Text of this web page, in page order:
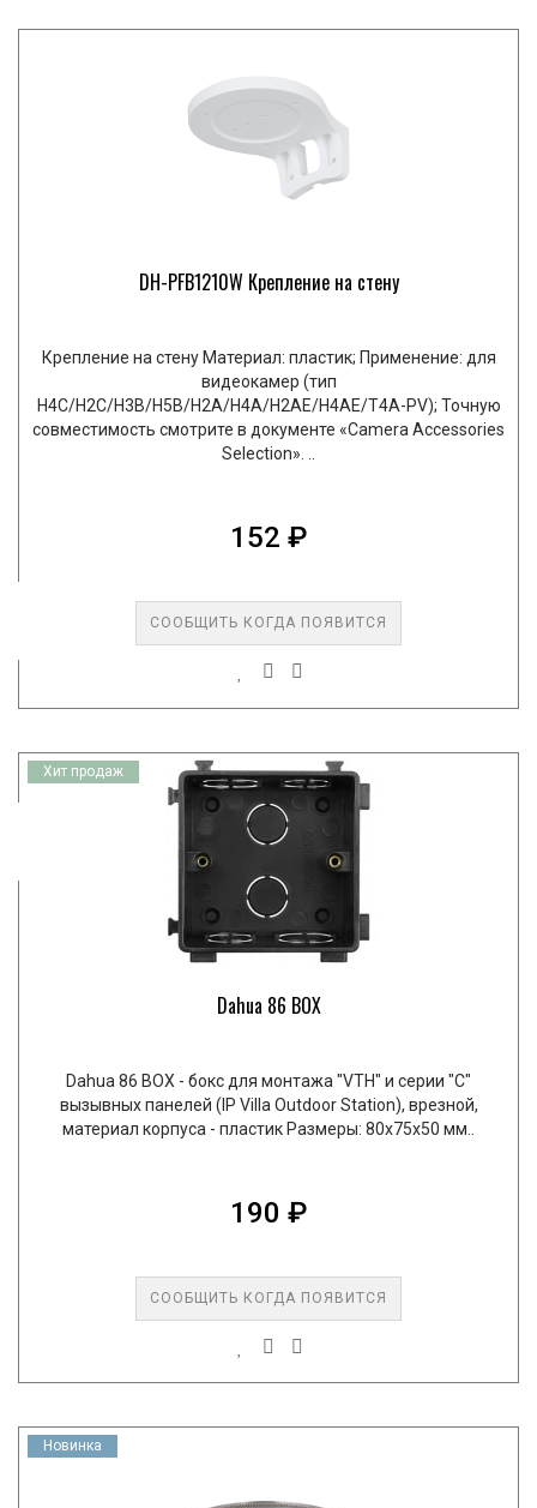
DH-PFB1210W Крепление на стену
Крепление на стену Материал: пластик; Применение: для
видеокамер (тип
H4C/H2C/H3B/H5B/H2A/H4A/H2AE/H4AE/T4A-PV); Точную
совместимость смотрите в документе «Camera Accessories
Selection». ..
152 ₽
СООБЩИТЬ КОГДА ПОЯВИТСЯ
Хит продаж
Dahua 86 BOX
Dahua 86 BOX - бокс для монтажа "VTH" и серии "C"
вызывных панелей (IP Villa Outdoor Station), врезной,
материал корпуса - пластик Размеры: 80х75х50 мм..
190 ₽
СООБЩИТЬ КОГДА ПОЯВИТСЯ
Новинка